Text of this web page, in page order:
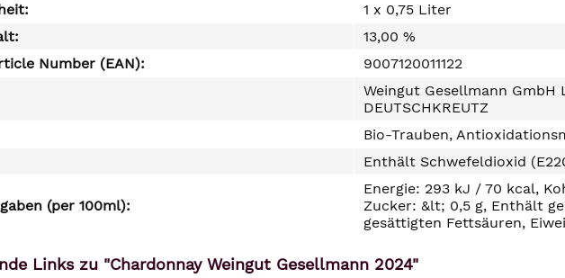
1 x 0,75 Liter
13,00 %
Number (EAN):
9007120011122
Weingut Gesellmann GmbH
DEUTSCHKREUTZ
Bio-Trauben,
Enthält Schwefeldioxid
(per 100ml):
Energie: 293 kJ / 70 kcal,
Zucker: &lt; 0,5 g, Enthält
gesättigten Fettsäuren,
Links zu "Chardonnay Weingut Gesellmann 2024"